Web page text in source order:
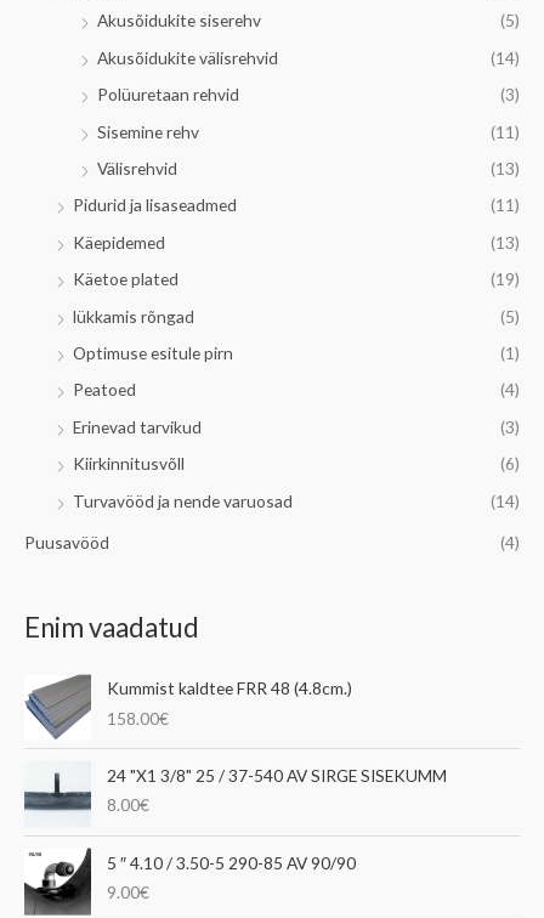
Akusõidukite siserehv
(5)
Akusõidukite välisrehvid
(14)
Polüuretaan rehvid
(3)
Sisemine rehv
(11)
Välisrehvid
(13)
Pidurid ja lisaseadmed
(11)
Käepidemed
(13)
Käetoe plated
(19)
lükkamis rõngad
(5)
Optimuse esitule pirn
(1)
Peatoed
(4)
Erinevad tarvikud
(3)
Kiirkinnitusvõll
(6)
Turvavööd ja nende varuosad
(14)
Puusavööd (4)
Enim vaadatud
Kummist kaldtee FRR 48 (4.8cm.)
158.00€
24 "X1 3/8" 25 / 37-540 AV SIRGE SISEKUMM
8.00€
5 ″ 4.10 / 3.50-5 290-85 AV 90/90
9.00€